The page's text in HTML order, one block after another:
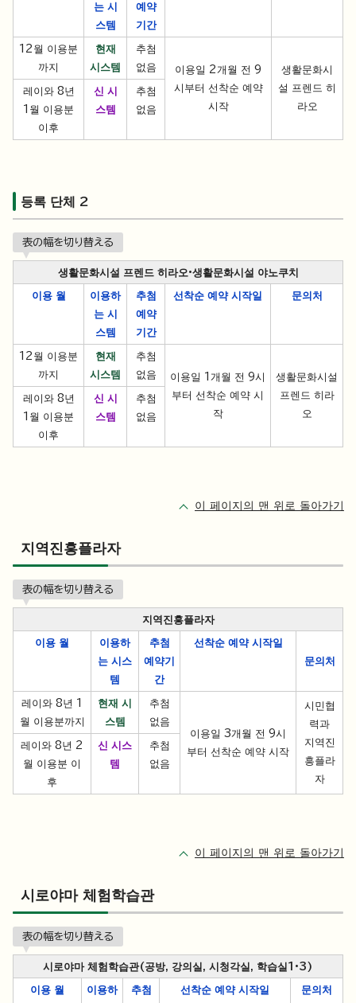
는 시
스템
예약
기간
12월 이용분
까지
현재
시스템
추첨
없음
이용일 2개월 전 9
시부터 선착순 예약
시작
생활문화시
설 프렌드 히
라오
레이와 8년
1월 이용분
이후
신 시
스템
추첨
없음
등록 단체 2
表の幅を切り替える
생활문화시설 프렌드 히라오·생활문화시설 야노쿠치
이용 월
이용하
는 시
스템
추첨
예약
기간
선착순 예약 시작일 문의처
12월 이용분
까지
현재
시스템
추첨
없음
이용일 1개월 전 9시
부터 선착순 예약 시
작
생활문화시설
프렌드 히라
오
레이와 8년
1월 이용분
이후
신 시
스템
추첨
없음
이 페이지의 맨 위로 돌아가기
지역진흥플라자
表の幅を切り替える
지역진흥플라자
이용 월
이용하
는 시스
템
추첨
예약기
간
선착순 예약 시작일
문의처
레이와 8년 1
월 이용분까지
현재 시
스템
추첨
없음
이용일 3개월 전 9시
부터 선착순 예약 시작
시민협
력과
지역진
흥플라
자
레이와 8년 2
월 이용분 이
후
신 시스
템
추첨
없음
이 페이지의 맨 위로 돌아가기
시로야마 체험학습관
表の幅を切り替える
시로야마 체험학습관(공방, 강의실, 시청각실, 학습실1·3)
이용 월
이용하
추첨
선착순 예약 시작일 문의처